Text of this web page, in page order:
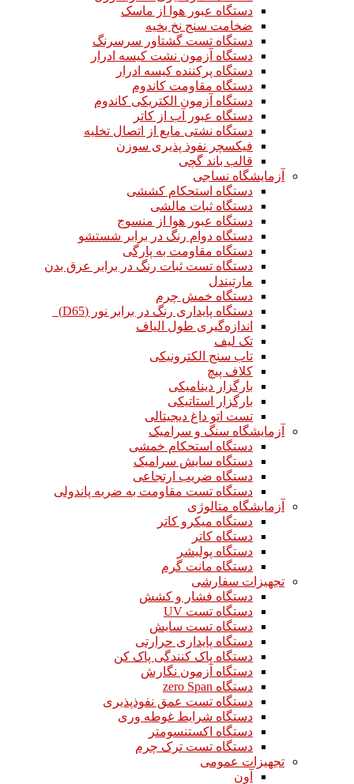
دستگاه عبور هوا از ماسک
ضخامت سنج نخ بخیه
دستگاه تست گشتاور سرسرنگ
دستگاه آزمون نشت کیسه ادرار
دستگاه پرکننده کیسه ادرار
دستگاه مقاومت کاندوم
دستگاه آزمون الکتریکی کاندوم
دستگاه عبور آب از کاتر
دستگاه نشتی مایع از اتصال تخلیه
فیکسچر نفوذ پذیری سوزن
قالب باند گچی
آزمایشگاه نساجی
دستگاه استحکام کششی
دستگاه ثبات مالشی
دستگاه عبور هوا از منسوج
دستگاه دوام رنگ در برابر شستشو
دستگاه مقاومت به پارگی
دستگاه تست ثبات رنگ در برابر عرق بدن
مارتیندل
دستگاه خمش چرم
دستگاه پایداری رنگ در برابر نور (D65)
اندازه‌گیری طول الیاف
تک لیف
تاب سنج الکترونیکی
کلاف پیچ
بارگزار دینامیکی
بارگزار استاتیکی
تست اتو داغ دیجیتالی
آزمایشگاه سنگ و سرامیک
دستگاه استحکام خمشی
دستگاه سایش سرامیک
دستگاه ضریب ارتجاعی
دستگاه تست مقاومت به ضربه پاندولی
آزمایشگاه متالوژی
دستگاه میکرو کاتر
دستگاه کاتر
دستگاه پولیشر
دستگاه مانت گرم
تجهیزات سفارشی
دستگاه فشار و کشش
دستگاه تست UV
دستگاه تست سایش
دستگاه پایداری حرارتی
دستگاه پاک کنندگی پاک کن
دستگاه آزمون نگارش
دستگاه zero Span
دستگاه تست عمق نفوذپذیری
دستگاه شرایط غوطه وری
دستگاه اکستنسومتر
دستگاه تست ترک چرم
تجهیزات عمومی
آون